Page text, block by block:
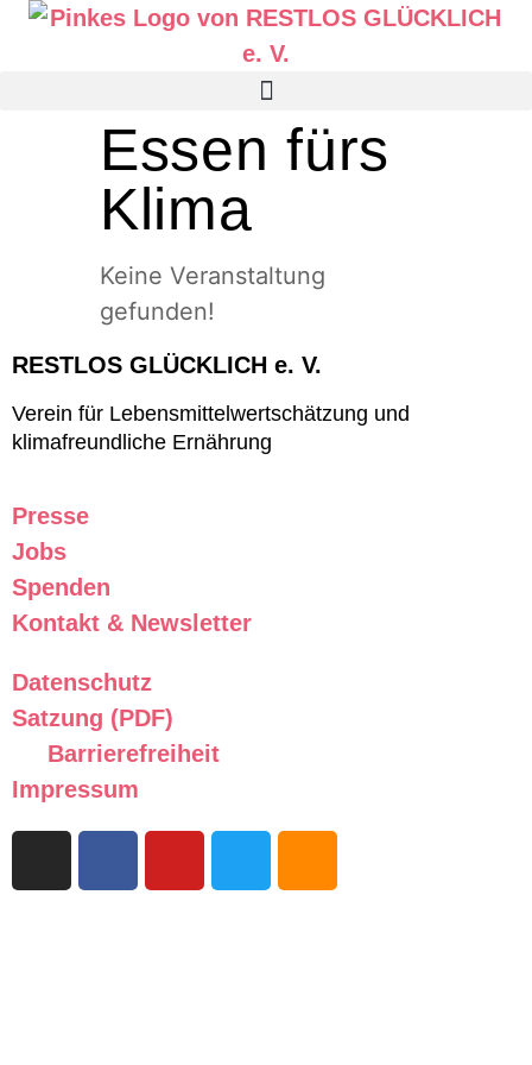
Essen fürs
Klima
Keine Veranstaltung
gefunden!
RESTLOS GLÜCKLICH e. V.
Verein für Lebensmittelwertschätzung und
klimafreundliche Ernährung
Presse
Jobs
Spenden
Kontakt & Newsletter
Datenschutz
Satzung (PDF)
Barrierefreiheit
Impressum